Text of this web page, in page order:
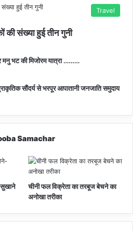
Travel
की संख्या हुई तीन गुनी
मनु भट की मिजोरम यात्रा ………
सौंदर्य से भरपूर आपातानी जनजाति समुदाय
Samachar
चीनी फल विक्रेता का तरबूज बेचने का
अनोखा तरीका